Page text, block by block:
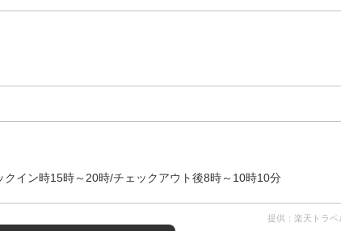
イン時15時～20時/チェックアウト後8時～10時10分
提供：楽天トラベ